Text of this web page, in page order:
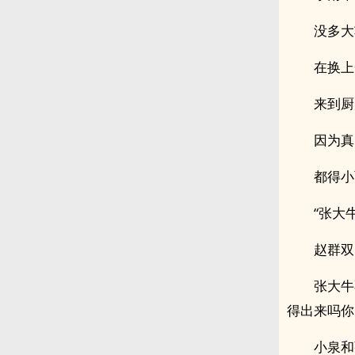
没多
在换
来到
因为
都得
“张大
赵群
张大
得出来吗
小泉